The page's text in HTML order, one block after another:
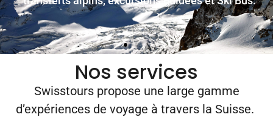
Nos services
Swisstours propose une large gamme
d’expériences de voyage à travers la Suisse.